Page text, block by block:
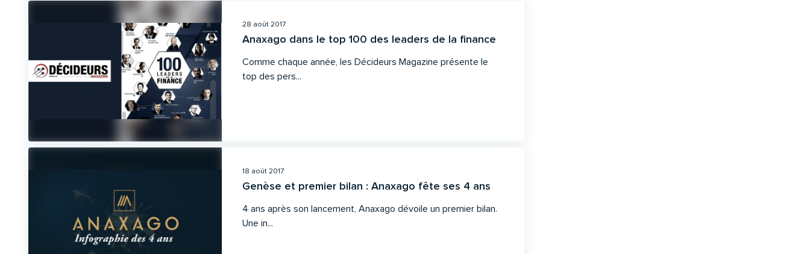
28 août 2017
Anaxago dans le top 100 des leaders de la finance
Comme chaque année, les Décideurs Magazine présente le
top des pers...
18 août 2017
Genèse et premier bilan : Anaxago fête ses 4 ans
4 ans après son lancement, Anaxago dévoile un premier bilan.
Une in...